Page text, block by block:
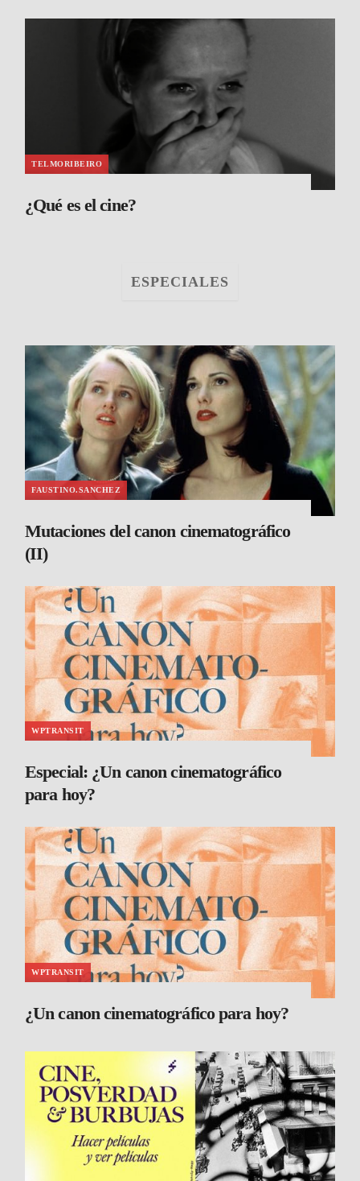
TELMORIBEIRO
¿Qué es el cine?
ESPECIALES
FAUSTINO.SANCHEZ
Mutaciones del canon cinematográfico
(II)
WPTRANSIT
Especial: ¿Un canon cinematográfico
para hoy?
WPTRANSIT
¿Un canon cinematográfico para hoy?